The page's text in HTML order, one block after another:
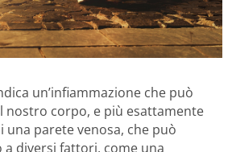
un’infiammazione che può
nostro corpo, e più esattamente
una parete venosa, che può
diversi fattori, come una